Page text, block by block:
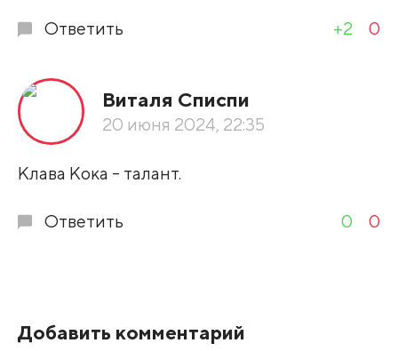
Ответить +2 0
Виталя Списпи
20 июня 2024, 22:35
Клава Кока - талант.
Ответить 0 0
Добавить комментарий